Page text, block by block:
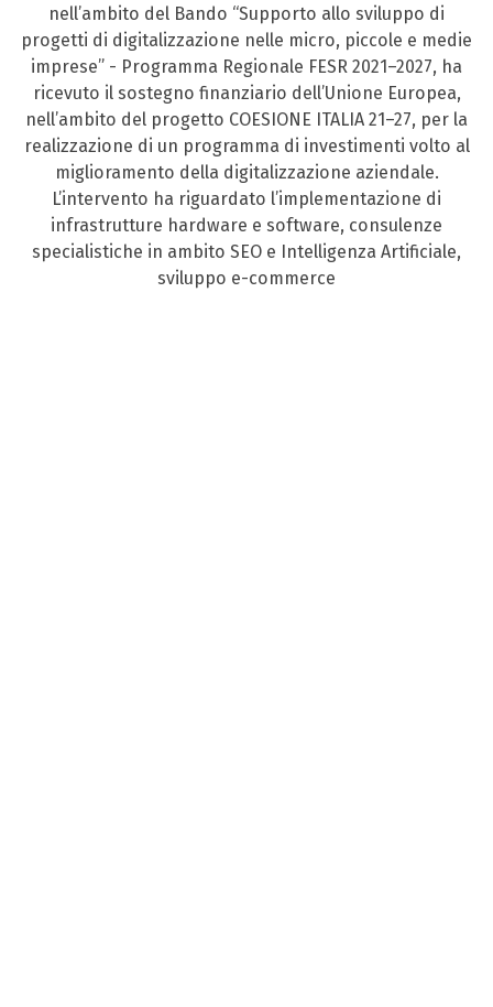
nell’ambito del Bando “Supporto allo sviluppo di
progetti di digitalizzazione nelle micro, piccole e medie
imprese” - Programma Regionale FESR 2021–2027, ha
ricevuto il sostegno finanziario dell’Unione Europea,
nell’ambito del progetto COESIONE ITALIA 21–27, per la
realizzazione di un programma di investimenti volto al
miglioramento della digitalizzazione aziendale.
L’intervento ha riguardato l’implementazione di
infrastrutture hardware e software, consulenze
specialistiche in ambito SEO e Intelligenza Artificiale,
sviluppo e-commerce